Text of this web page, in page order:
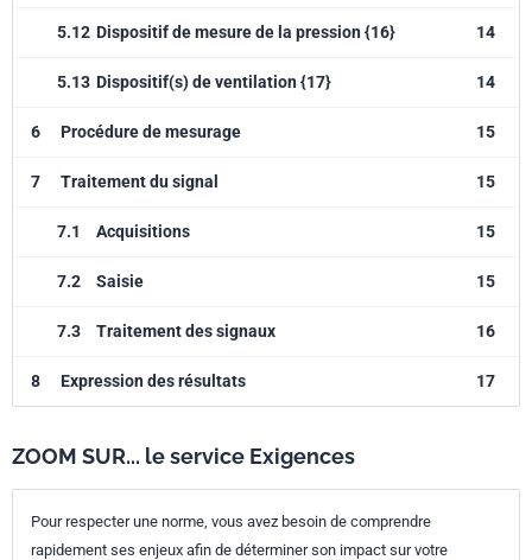
5.12 Dispositif de mesure de la pression {16} 14
5.13 Dispositif(s) de ventilation {17} 14
6 Procédure de mesurage 15
7 Traitement du signal 15
7.1 Acquisitions 15
7.2 Saisie 15
7.3 Traitement des signaux 16
8 Expression des résultats 17
ZOOM SUR... le service Exigences
Pour respecter une norme, vous avez besoin de comprendre
rapidement ses enjeux afin de déterminer son impact sur votre